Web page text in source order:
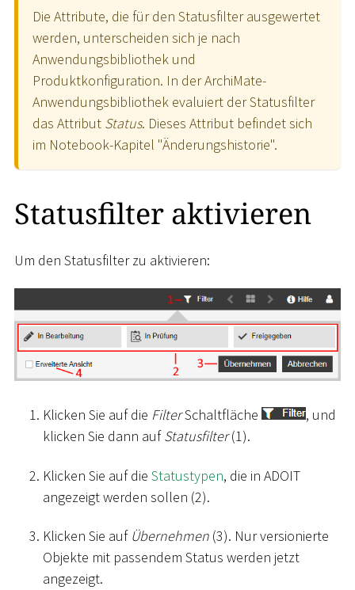
Die Attribute, die für den Statusfilter ausgewertet
werden, unterscheiden sich je nach
Anwendungsbibliothek und
Produktkonfiguration. In der ArchiMate-
Anwendungsbibliothek evaluiert der Statusfilter
das Attribut Status. Dieses Attribut befindet sich
im Notebook-Kapitel "Änderungshistorie".
Statusfilter aktivieren
Um den Statusfilter zu aktivieren:
Klicken Sie auf die FilterSchaltfläche
, und
klicken Sie dann aufStatusfilter(1).
Klicken Sie auf die Statustypen, die in ADOIT
angezeigt werden sollen (2).
Klicken Sie auf Übernehmen (3). Nur versionierte
Objekte mit passendem Status werden jetzt
angezeigt.